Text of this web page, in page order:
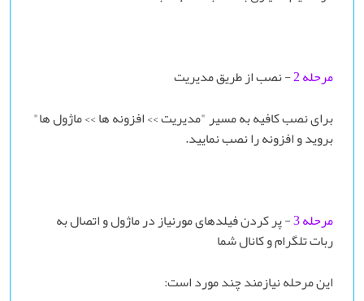
مرحله 2 - نصب از طریق مدیریت
برای نصب کافیه به مسیر "مدیریت >> افزونه ها >> ماژول ها"
بروید و افزونه را نصب نمایید.
مرحله 3 - پر کردن فیلدهای مورنیاز در ماژول و اتصال به
ربات تلگرام و کانال شما
این مرحله نیازمند چند مورد است: